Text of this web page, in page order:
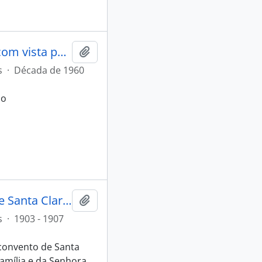
Ângulo Sul da Igreja de São Francisco com vista para os claustros
· Década de 1960
Antiga Sala do Capítulo do Convento de Santa Clara, Évora.
· 1903 - 1907
de Santa